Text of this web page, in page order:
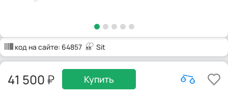
код на сайте: 64857 Sit
41 500 Купить